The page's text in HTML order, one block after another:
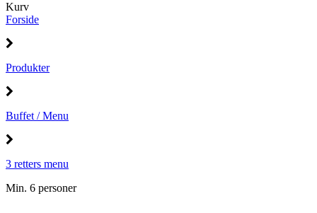
Kurv
Forside
Produkter
Buffet / Menu
3 retters menu
Min. 6 personer